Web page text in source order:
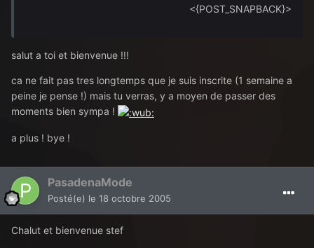
<{POST_SNAPBACK}>
salut a toi et bienvenue !!!
ca ne fait pas tres longtemps que je suis inscrite (1 semaine a
peine je pense !) mais tu verras, y a moyen de passer des
moments bien sympa !
a plus ! bye !
PasadenaMode
Posté(e) le 18 octobre 2005
Chalut et bienvenue stef